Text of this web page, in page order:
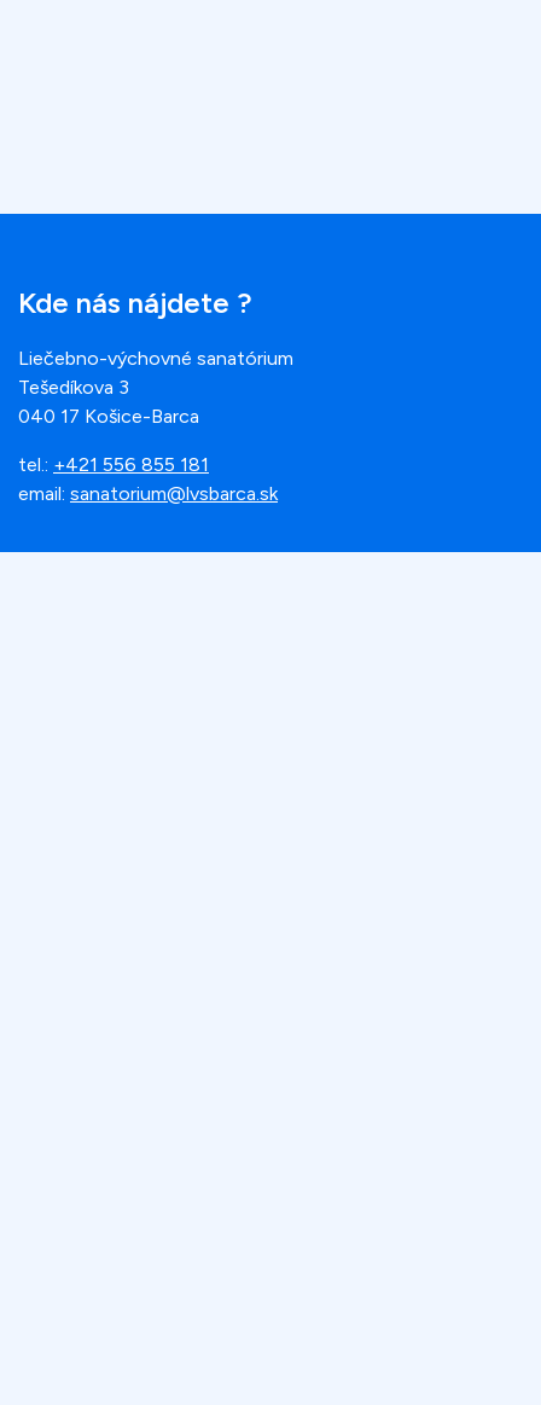
Kde nás nájdete ?
Liečebno-výchovné sanatórium
Tešedíkova 3
040 17 Košice-Barca
tel.: +421 556 855 181
email: sanatorium@lvsbarca.sk